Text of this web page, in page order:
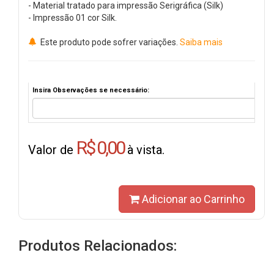
- Material tratado para impressão Serigráfica (Silk)
- Impressão 01 cor Silk.
Este produto pode sofrer variações. Saiba mais
Insira Observações se necessário:
Valor de R$ 0,00à vista.
Adicionar ao Carrinho
Produtos Relacionados: